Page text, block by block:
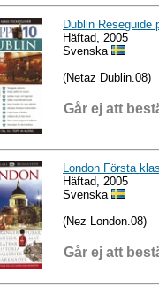
Dublin Reseguide
Häftad, 2005
Svenska
(Netaz Dublin.08)
Går ej att
London Första
Häftad, 2005
Svenska
(Nez London.08)
Går ej att